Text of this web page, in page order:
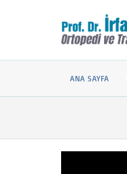
ANA SAYFA